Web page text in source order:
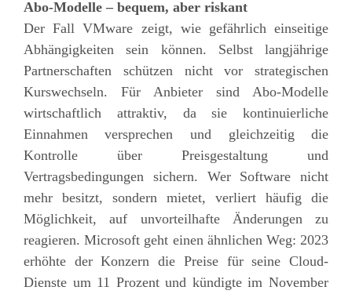
Abo-Modelle – bequem, aber riskant
Der Fall VMware zeigt, wie gefährlich einseitige
Abhängigkeiten sein können. Selbst langjährige
Partnerschaften schützen nicht vor strategischen
Kurswechseln. Für Anbieter sind Abo-Modelle
wirtschaftlich attraktiv, da sie kontinuierliche
Einnahmen versprechen und gleichzeitig die
Kontrolle über Preisgestaltung und
Vertragsbedingungen sichern. Wer Software nicht
mehr besitzt, sondern mietet, verliert häufig die
Möglichkeit, auf unvorteilhafte Änderungen zu
reagieren. Microsoft geht einen ähnlichen Weg: 2023
erhöhte der Konzern die Preise für seine Cloud-
Dienste um 11 Prozent und kündigte im November